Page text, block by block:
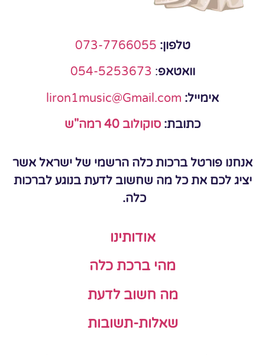
טלפון: 073-7766055
וואטאפ:
054-5253673
אימייל: liron1music@Gmail.com
כתובת: סוקולוב 40 רמה"ש
אנחנו פורטל ברכות כלה הרשמי של ישראל אשר
יציג לכם את כל מה שחשוב לדעת בנוגע לברכות
כלה.
אודותינו
מהי ברכת כלה
מה חשוב לדעת
שאלות-תשובות